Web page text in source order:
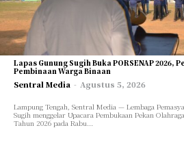
Lapas Gunung Sugih Buka PORSENAP 2026,
Pembinaan Warga Binaan
Sentral Media - Agustus 5, 2026
Lampung Tengah, Sentral Media — Lembaga
Sugih menggelar Upacara Pembukaan Pekan
Tahun 2026 pada Rabu...